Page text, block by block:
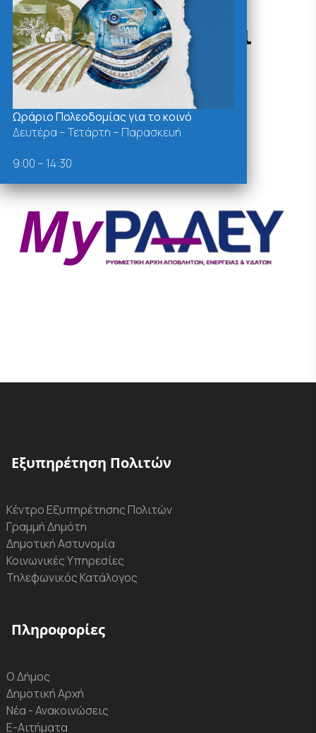
Δράσεις - Χρήσιμοι
Σύνδεσμοι
Εξυπηρέτηση Πολιτών
Κέντρο Εξυπηρέτησης Πολιτών
Γραμμή Δημότη
Δημοτική Αστυνομία
Κοινωνικές Υπηρεσίες
Τηλεφωνικός Κατάλογος
Πληροφορίες
Ο Δήμος
Δημοτική Αρχή
Νέα - Ανακοινώσεις
Ε-Αιτήματα
Ωράριο Πολεοδομίας για το κοινό
Δευτέρα – Τετάρτη – Παρασκευή
9:00 – 14:30